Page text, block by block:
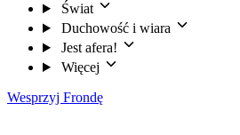
Świat
Duchowość i wiara
Jest afera!
Więcej
Wesprzyj Frondę